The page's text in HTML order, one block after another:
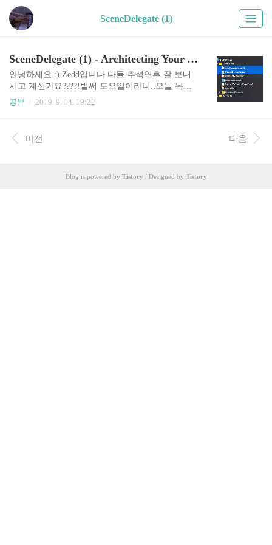
SceneDelegate (1)
SceneDelegate (1) - Architecting Your App for Multiple Windows
안녕하세요 :) Zedd입니다.다들 추석연휴 잘 보내
시고 계신가요????!벌써 토요일이라니..오늘 목표
는 Scene을 좀 이해하는 게 목표입니다..꼭 공부해
애매하네용...!!iOS는 아니자나..그럼 iPadOS ) 라고
해야하나..? 카테고리 하나 또 만들어야하
까 하는 의문이 드네요.....흐음Architecting Your Ap
공부 2019. 9. 14. 19:22
이전 다음
Blog is powered by Tistory / Designed by Tistory